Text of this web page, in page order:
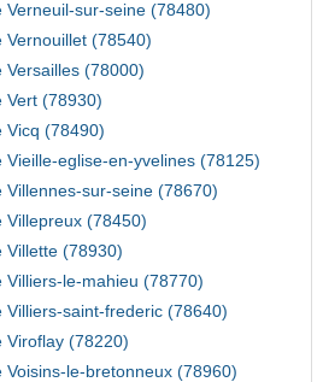
Verneuil-sur-seine (78480)
Vernouillet (78540)
Versailles (78000)
Vert (78930)
Vicq (78490)
Vieille-eglise-en-yvelines (78125)
Villennes-sur-seine (78670)
Villepreux (78450)
Villette (78930)
Villiers-le-mahieu (78770)
Villiers-saint-frederic (78640)
Viroflay (78220)
Voisins-le-bretonneux (78960)